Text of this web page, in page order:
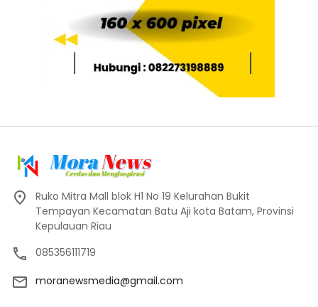
Ruko Mitra Mall blok H1 No 19 Kelurahan Bukit
Tempayan Kecamatan Batu Aji kota Batam, Provinsi
Kepulauan Riau
085356111719
moranewsmedia@gmail.com